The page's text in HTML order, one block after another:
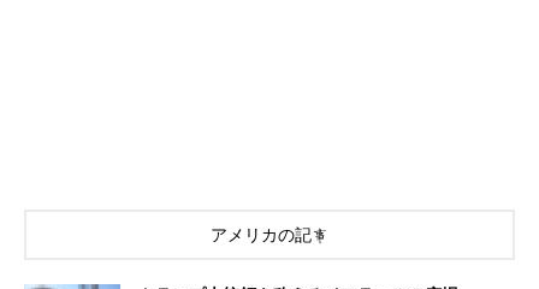
アメリカの記事